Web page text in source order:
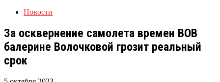
Новости
За осквернение самолета времен ВОВ
балерине Волочковой грозит реальный
срок